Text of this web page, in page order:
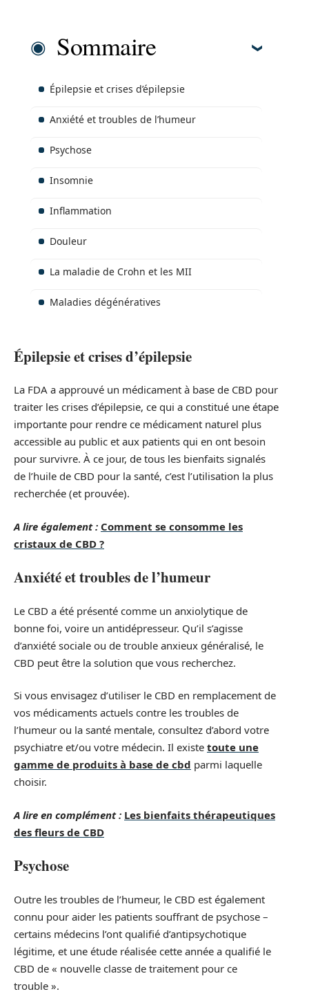
Sommaire
Épilepsie et crises d’épilepsie
Anxiété et troubles de l’humeur
Psychose
Insomnie
Inflammation
Douleur
La maladie de Crohn et les MII
Maladies dégénératives
Épilepsie et crises d’épilepsie
La FDA a approuvé un médicament à base de CBD pour
traiter les crises d’épilepsie, ce qui a constitué une étape
importante pour rendre ce médicament naturel plus
accessible au public et aux patients qui en ont besoin
pour survivre. À ce jour, de tous les bienfaits signalés
de l’huile de CBD pour la santé, c’est l’utilisation la plus
recherchée (et prouvée).
A lire également : Comment se consomme les
cristaux de CBD ?
Anxiété et troubles de l’humeur
Le CBD a été présenté comme un anxiolytique de
bonne foi, voire un antidépresseur. Qu’il s’agisse
d’anxiété sociale ou de trouble anxieux généralisé, le
CBD peut être la solution que vous recherchez.
Si vous envisagez d’utiliser le CBD en remplacement de
vos médicaments actuels contre les troubles de
l’humeur ou la santé mentale, consultez d’abord votre
psychiatre et/ou votre médecin. Il existe toute une
gamme de produits à base de cbd parmi laquelle
choisir.
A lire en complément : Les bienfaits thérapeutiques
des fleurs de CBD
Psychose
Outre les troubles de l’humeur, le CBD est également
connu pour aider les patients souffrant de psychose –
certains médecins l’ont qualifié d’antipsychotique
légitime, et une étude réalisée cette année a qualifié le
CBD de « nouvelle classe de traitement pour ce
trouble ».